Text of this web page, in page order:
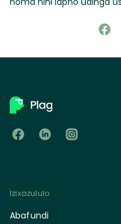
Izixazululo
Abafundi